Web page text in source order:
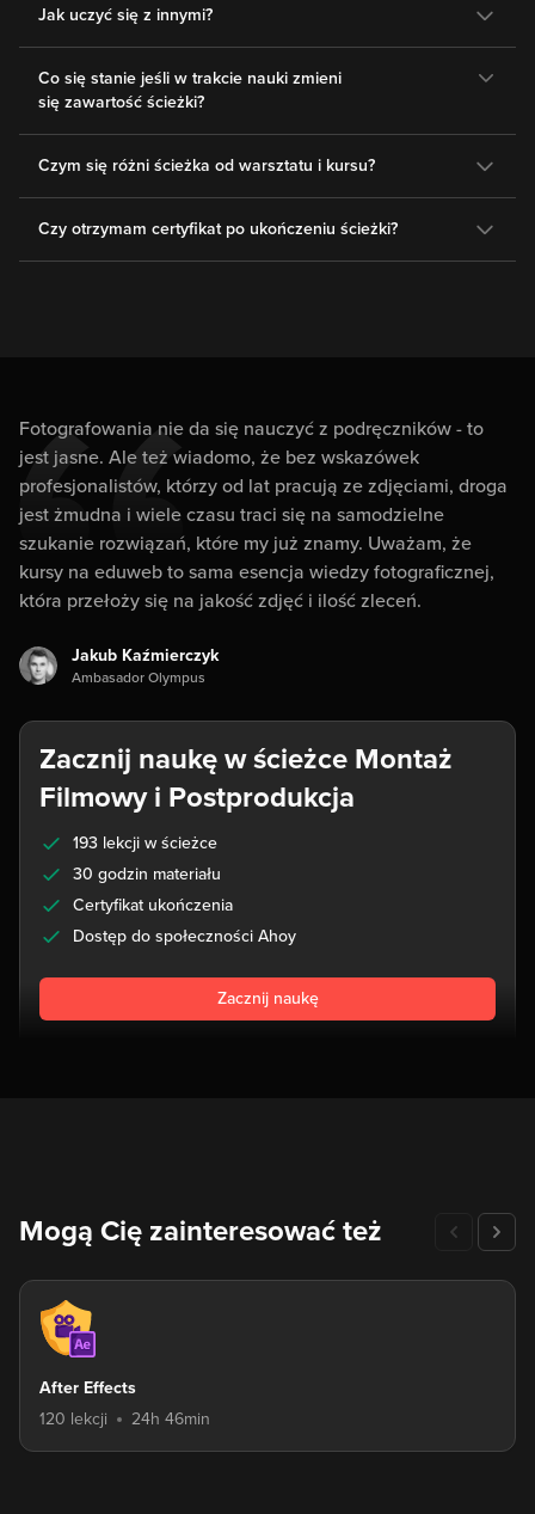
Jak uczyć się z innymi?
Co się stanie jeśli w trakcie nauki zmieni
się zawartość ścieżki?
Czym się różni ścieżka od warsztatu i kursu?
Czy otrzymam certyfikat po ukończeniu ścieżki?
Fotografowania nie da się nauczyć z podręczników - to
jest jasne. Ale też wiadomo, że bez wskazówek
profesjonalistów, którzy od lat pracują ze zdjęciami, droga
jest żmudna i wiele czasu traci się na samodzielne
szukanie rozwiązań, które my już znamy. Uważam, że
kursy na eduweb to sama esencja wiedzy fotograficznej,
która przełoży się na jakość zdjęć i ilość zleceń.
Jakub Kaźmierczyk
Ambasador Olympus
Zacznij naukę w ścieżce Montaż
Filmowy i Postprodukcja
193 lekcji w ścieżce
30 godzin materiału
Certyfikat ukończenia
Dostęp do społeczności Ahoy
Zacznij naukę
Mogą Cię zainteresować też
After Effects
120 lekcji
24h 46min